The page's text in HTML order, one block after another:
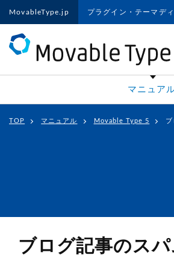
MovableType.jp プラグイン・テーマデ
マニュア
TOP マニュアル Movable Type 5
ブログ記事のス